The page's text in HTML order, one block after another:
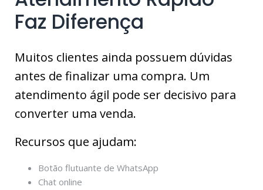
Faz Diferença
Muitos clientes ainda possuem dúvidas
antes de finalizar uma compra. Um
atendimento ágil pode ser decisivo para
converter uma venda.
Recursos que ajudam:
Botão flutuante de WhatsApp
Chat online